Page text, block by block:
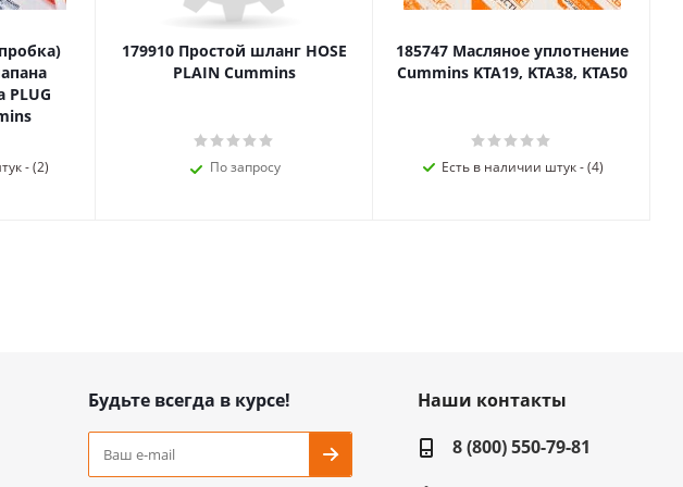
PLUG
- (2)
179910 Простой шланг HOSE
PLAIN Cummins
По запросу
185747 Масляное уплотнение
Cummins KTA19, KTA38, KTA50
Есть в наличии штук - (4)
Будьте всегда в курсе!
Наши контакты
8 (800) 550-79-81